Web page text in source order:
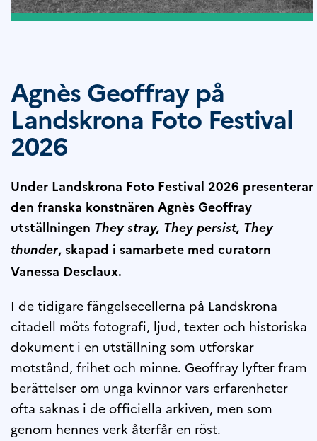
Agnès Geoffray på
Landskrona Foto Festival
2026
Under Landskrona Foto Festival 2026 presenterar
den franska konstnären Agnès Geoffray
utställningen They stray, They persist, They
thunder, skapad i samarbete med curatorn
Vanessa Desclaux.
I de tidigare fängelsecellerna på Landskrona
citadell möts fotografi, ljud, texter och historiska
dokument i en utställning som utforskar
motstånd, frihet och minne. Geoffray lyfter fram
berättelser om unga kvinnor vars erfarenheter
ofta saknas i de officiella arkiven, men som
genom hennes verk återfår en röst.